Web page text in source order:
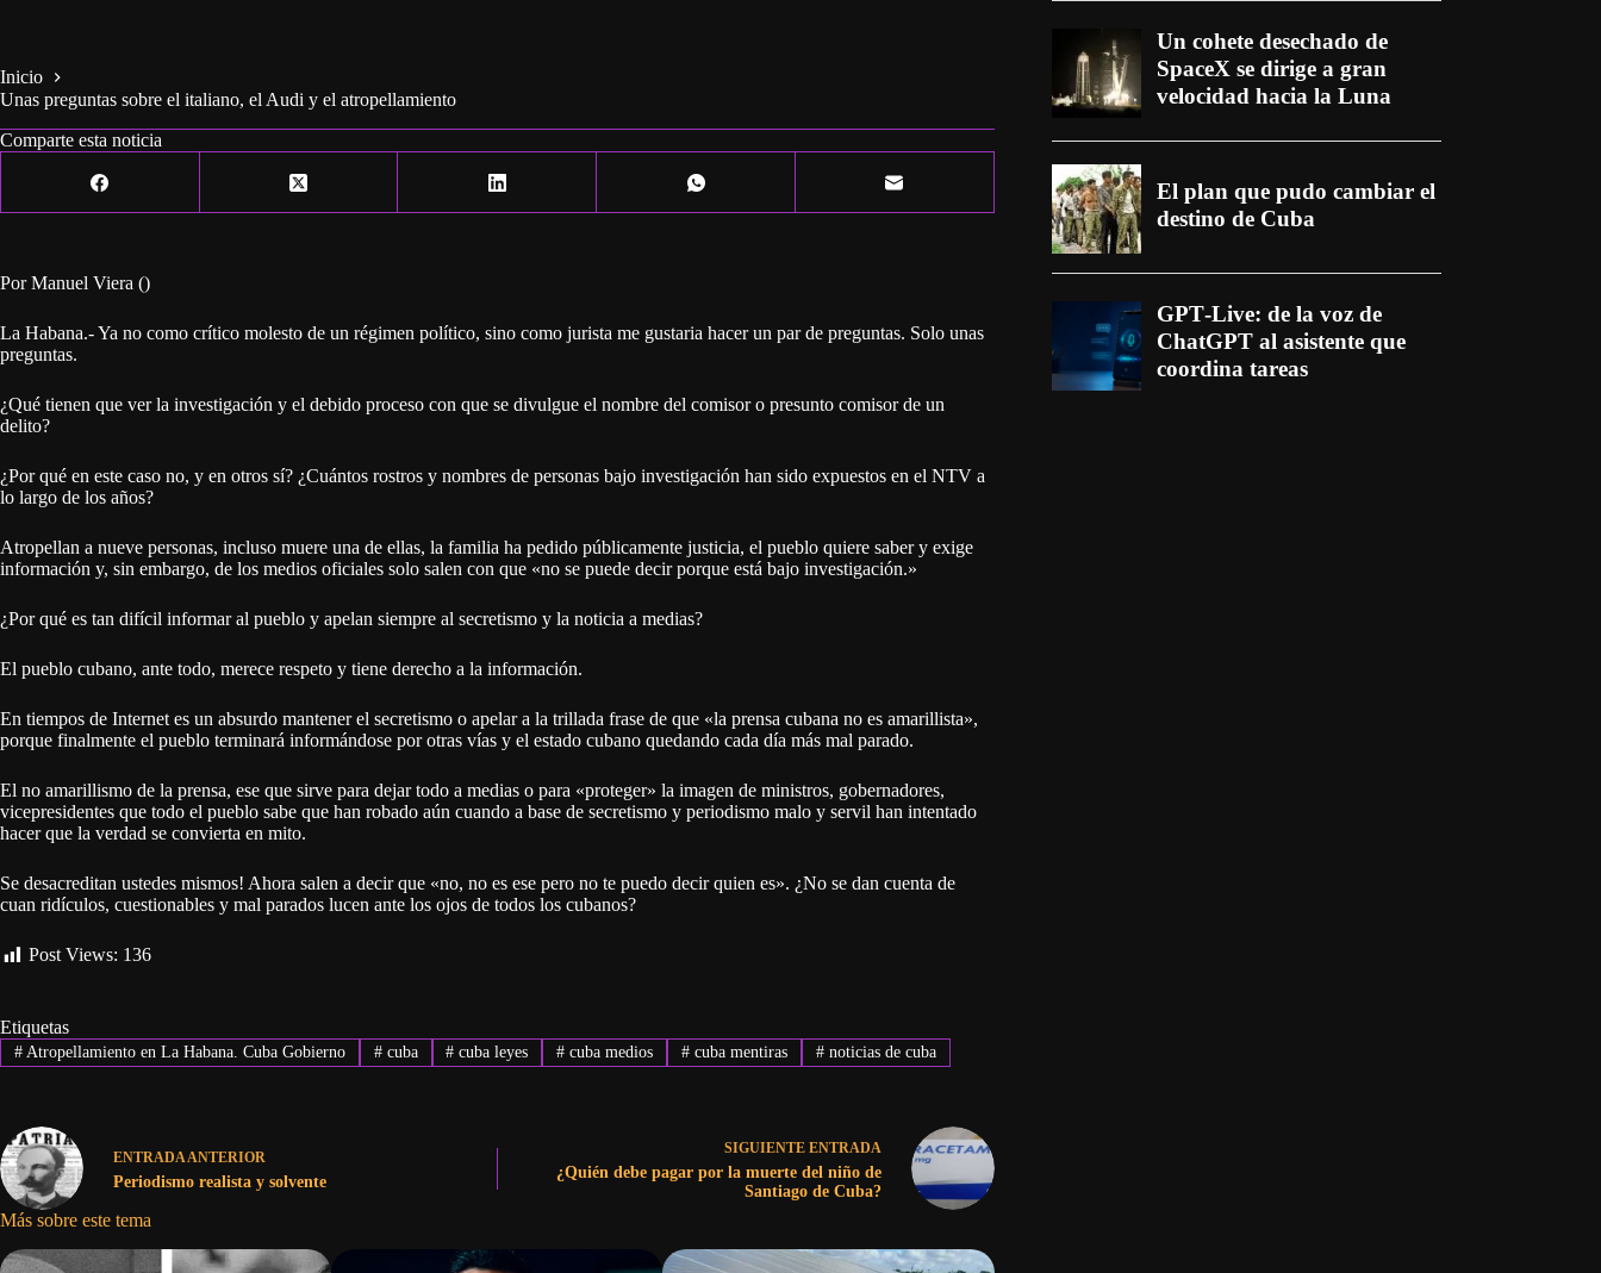
Inicio
Unas preguntas sobre el italiano, el Audi y el atropellamiento
Comparte esta noticia
Por Manuel Viera ()
La Habana.- Ya no como crítico molesto de un régimen político, sino como jurista me gustaria hacer un par de preguntas. Solo unas
preguntas.
¿Qué tienen que ver la investigación y el debido proceso con que se divulgue el nombre del comisor o presunto comisor de un
delito?
¿Por qué en este caso no, y en otros sí? ¿Cuántos rostros y nombres de personas bajo investigación han sido expuestos en el NTV a
lo largo de los años?
Atropellan a nueve personas, incluso muere una de ellas, la familia ha pedido públicamente justicia, el pueblo quiere saber y exige
información y, sin embargo, de los medios oficiales solo salen con que «no se puede decir porque está bajo investigación.»
¿Por qué es tan difícil informar al pueblo y apelan siempre al secretismo y la noticia a medias?
El pueblo cubano, ante todo, merece respeto y tiene derecho a la información.
En tiempos de Internet es un absurdo mantener el secretismo o apelar a la trillada frase de que «la prensa cubana no es amarillista»,
porque finalmente el pueblo terminará informándose por otras vías y el estado cubano quedando cada día más mal parado.
El no amarillismo de la prensa, ese que sirve para dejar todo a medias o para «proteger» la imagen de ministros, gobernadores,
vicepresidentes que todo el pueblo sabe que han robado aún cuando a base de secretismo y periodismo malo y servil han intentado
hacer que la verdad se convierta en mito.
Se desacreditan ustedes mismos! Ahora salen a decir que «no, no es ese pero no te puedo decir quien es». ¿No se dan cuenta de
cuan ridículos, cuestionables y mal parados lucen ante los ojos de todos los cubanos?
Post Views: 136
Etiquetas
#Atropellamiento en La Habana. Cuba Gobierno #cuba # cuba leyes # cuba medios # cuba mentiras #noticias de cuba
ENTRADA ANTERIOR
Periodismo realista y solvente
SIGUIENTE ENTRADA
¿Quién debe pagar por la muerte del niño de
Santiago de Cuba?
Más sobre este tema